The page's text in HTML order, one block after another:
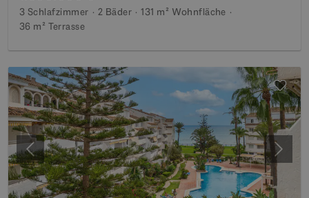
3 Schlafzimmer 2 Bäder 131 m² Wohnfläche
36 m² Terrasse
Vorherige